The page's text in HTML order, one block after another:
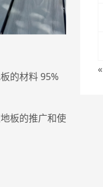
的材料 95%
板的推广和使